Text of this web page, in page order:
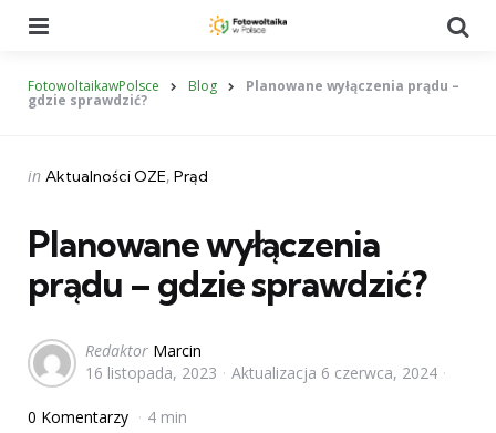
FotowoltaikawPolsce Blog Planowane wyłączenia prądu –
gdzie sprawdzić?
Categories
Posted
in Aktualności OZE Prąd
Planowane wyłączenia
prądu – gdzie sprawdzić?
Posted
by
Redaktor Marcin
16 listopada, 2023
Aktualizacja 6 czerwca, 2024
0 Komentarzy 4 min